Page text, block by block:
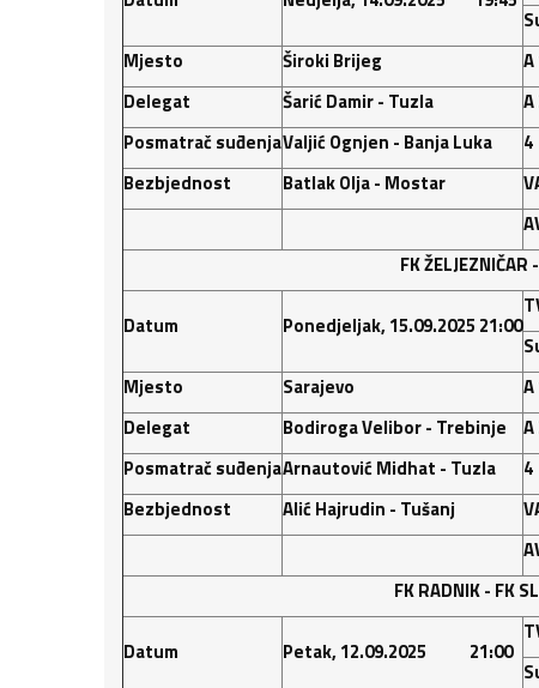
Mjesto
Široki Brijeg A
Delegat
Šarić Damir - Tuzla A
Posmatrač suđenjaValjić Ognjen - Banja Luka 4
Bezbjednost
Batlak Olja - Mostar
FK ŽELJEZNIČAR -
Datum Ponedjeljak, 15.09.2025 21:00
Mjesto
Sarajevo A
Delegat
Bodiroga Velibor - Trebinje A
Posmatrač suđenjaArnautović Midhat - Tuzla 4
Bezbjednost
Alić Hajrudin - Tušanj
FK RADNIK- FK
Datum Petak, 12.09.2025 21:00